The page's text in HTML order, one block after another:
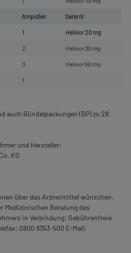
Ampullen Serie IV
1 Helixor 20 mg
2 Helixor 30 mg
3 Helixor 50 mg
1
auch Bündelpackungen (BP) zu 28
und Hersteller:
KG
über das Arzneimittel wünschen,
Medizinischen Beratung des
in Verbindung: Gebührenfreie
0800 9353-500 E-Mail: